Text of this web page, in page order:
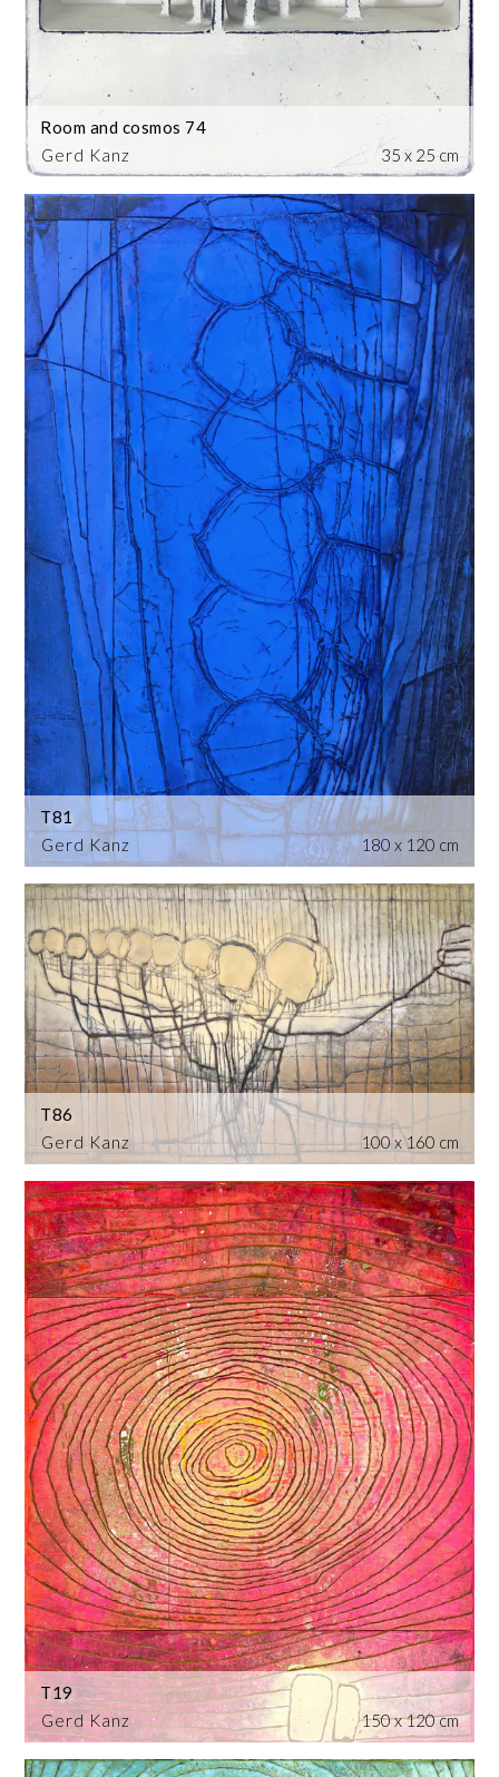
Gerd Kanz
Room and cosmos 74
35 x 25 cm
Gerd Kanz
T81
180 x 120 cm
Gerd Kanz
T86
100 x 160 cm
Gerd Kanz
T19
150 x 120 cm